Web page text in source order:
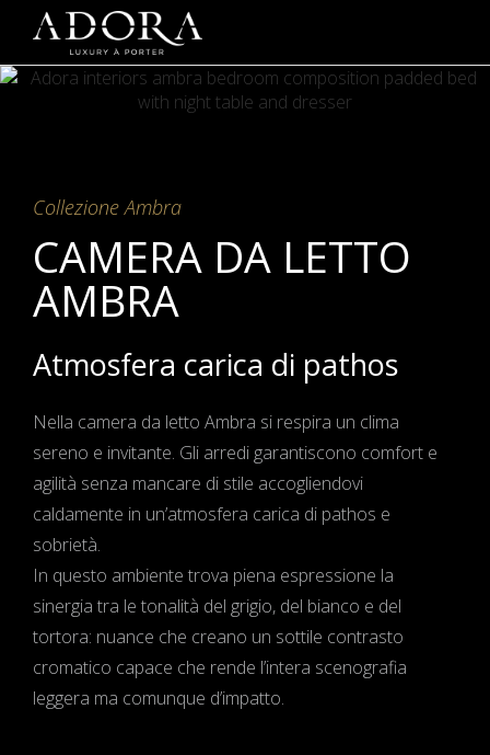
Collezione Ambra
CAMERA DA LETTO
AMBRA
Atmosfera carica di pathos
Nella camera da letto Ambra si respira un clima
sereno e invitante. Gli arredi garantiscono comfort e
agilità senza mancare di stile accogliendovi
caldamente in un’atmosfera carica di pathos e
sobrietà.
In questo ambiente trova piena espressione la
sinergia tra le tonalità del grigio, del bianco e del
tortora: nuance che creano un sottile contrasto
cromatico capace che rende l’intera scenografia
leggera ma comunque d’impatto.